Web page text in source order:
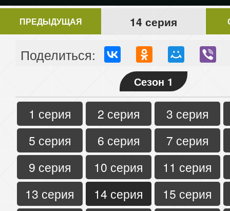
ПРЕДЫДУЩАЯ 14 серия
Поделиться:
Сезон 1
1 серия 2 серия
3 серия
5 серия
6 серия
7 серия
9 серия
10 серия
11 серия
13 серия
14 серия
15 серия